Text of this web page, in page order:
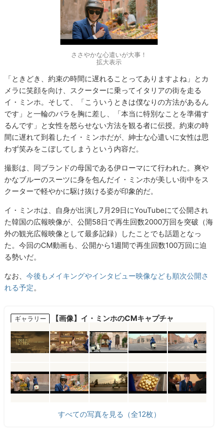
ささやかな心遣いが大事！
拡大表示
「ときどき、約束の時間に遅れることってありますよね」とカ
メラに笑顔を向け、スクーターに乗ってイタリアの街を走る
イ・ミンホ。そして、「こういうときは僕なりの方法があるん
です」と一輪のバラを胸に差し、「本当に特別なことを準備す
るんです」と女性を怒らせない方法を観る者に伝授。約束の時
間に遅れて到着したイ・ミンホだが、紳士な心遣いに女性は思
わず笑みをこぼしてしまうという内容だ。
撮影は、同ブランドの母国である伊ローマにて行われた。爽や
かなブルーのスーツに身を包んだイ・ミンホが美しい街中をス
クーターで軽やかに駆け抜ける姿が印象的だ。
イ・ミンホは、自身が出演し7月29日にYouTubeにて公開され
た韓国の広報映像が、公開58日で再生回数2000万回を突破（海
外の観光広報映像として最多記録）したことでも話題となっ
た。今回のCM動画も、公開から1週間で再生回数100万回に迫
る勢いだ。
なお、今後もメイキングやインタビュー映像なども順次公開さ
れる予定。
ギャラリー 【画像】イ・ミンホのCMキャプチャ
すべての写真を見る（全12枚）